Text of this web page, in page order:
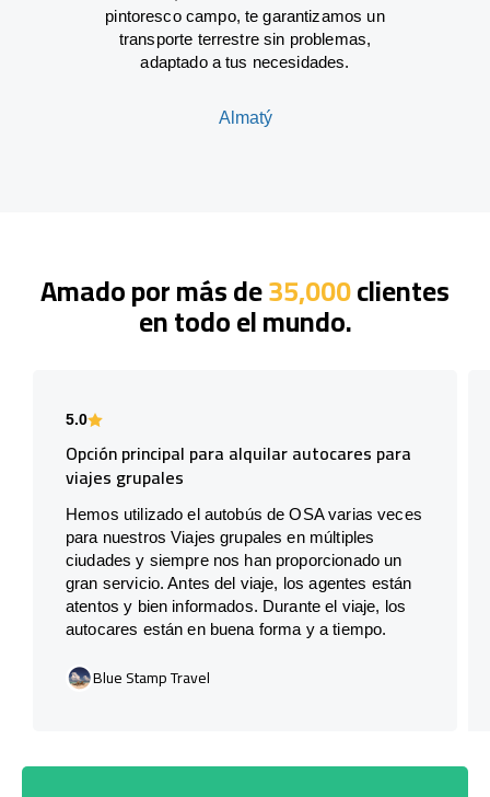
pintoresco campo, te garantizamos un
transporte terrestre sin problemas,
adaptado a tus necesidades.
Almatý
Amado por más de35,000clientes
en todo el mundo.
5.0
Opción principal para alquilar autocares para
viajes grupales
Hemos utilizado el autobús de OSA varias veces
para nuestros Viajes grupales en múltiples
ciudades y siempre nos han proporcionado un
gran servicio. Antes del viaje, los agentes están
atentos y bien informados. Durante el viaje, los
autocares están en buena forma y a tiempo.
Blue Stamp Travel